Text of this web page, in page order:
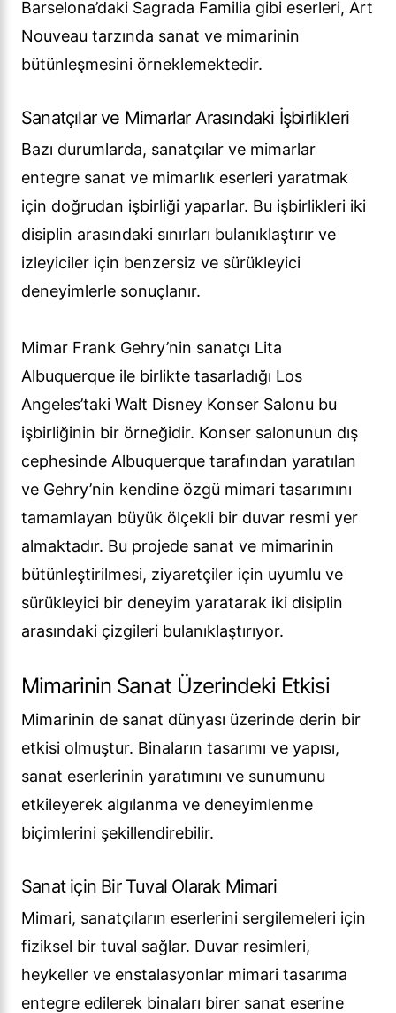
Barselona’daki Sagrada Familia gibi eserleri, Art
Nouveau tarzında sanat ve mimarinin
bütünleşmesini örneklemektedir.
Sanatçılar ve Mimarlar Arasındaki İşbirlikleri
Bazı durumlarda, sanatçılar ve mimarlar
entegre sanat ve mimarlık eserleri yaratmak
için doğrudan işbirliği yaparlar. Bu işbirlikleri iki
disiplin arasındaki sınırları bulanıklaştırır ve
izleyiciler için benzersiz ve sürükleyici
deneyimlerle sonuçlanır.
Mimar Frank Gehry’nin sanatçı Lita
Albuquerque ile birlikte tasarladığı Los
Angeles’taki Walt Disney Konser Salonu bu
işbirliğinin bir örneğidir. Konser salonunun dış
cephesinde Albuquerque tarafından yaratılan
ve Gehry’nin kendine özgü mimari tasarımını
tamamlayan büyük ölçekli bir duvar resmi yer
almaktadır. Bu projede sanat ve mimarinin
bütünleştirilmesi, ziyaretçiler için uyumlu ve
sürükleyici bir deneyim yaratarak iki disiplin
arasındaki çizgileri bulanıklaştırıyor.
Mimarinin Sanat Üzerindeki Etkisi
Mimarinin de sanat dünyası üzerinde derin bir
etkisi olmuştur. Binaların tasarımı ve yapısı,
sanat eserlerinin yaratımını ve sunumunu
etkileyerek algılanma ve deneyimlenme
biçimlerini şekillendirebilir.
Sanat için Bir Tuval Olarak Mimari
Mimari, sanatçıların eserlerini sergilemeleri için
fiziksel bir tuval sağlar. Duvar resimleri,
heykeller ve enstalasyonlar mimari tasarıma
entegre edilerek binaları birer sanat eserine